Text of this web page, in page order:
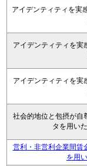
アイデンティティを実
アイデンティティを
アイデンティティを
社会的地位と包摂が
タを用い
営利・非営利企業間
を用